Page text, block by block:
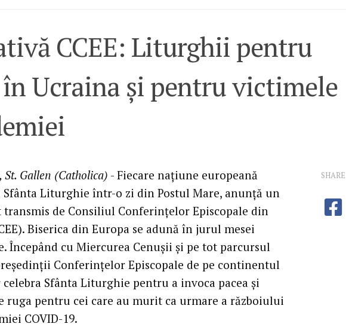
CCEE: Liturghii pentru
în Ucraina și pentru victimele
St. Gallen (Catholica) - Fiecare națiune europeană
Sfânta Liturghie într-o zi din Postul Mare, anunță un
transmis de Consiliul Conferințelor Episcopale din
Biserica din Europa se adună în jurul mesei
Începând cu Miercurea Cenușii și pe tot parcursul
Conferințelor Episcopale de pe continentul
Sfânta Liturghie pentru a invoca pacea și
ruga pentru cei care au murit ca urmare a războiului
COVID-19.
SHARE